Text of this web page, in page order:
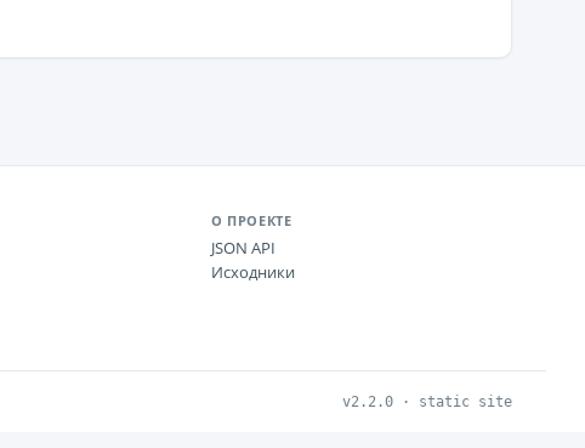
О ПРОЕКТЕ
JSON API
Исходники
v2.2.0 · static site